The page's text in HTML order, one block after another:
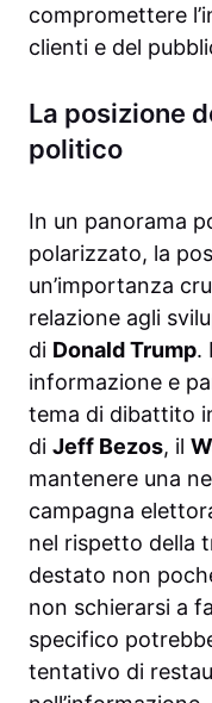
compromettere
clienti e del
La posizione
politico
In un panorama
polarizzato, la
un’importanza
relazione agli
di Donald Trump.
informazione e
tema di dibattito
di Jeff Bezos, il
mantenere una
campagna
nel rispetto della
destato non
non schierarsi a
specifico
tentativo di